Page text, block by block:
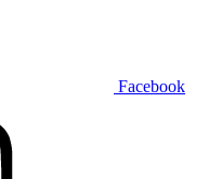
Facebook